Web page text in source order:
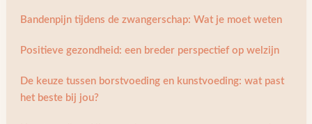
Bandenpijn tijdens de zwangerschap: Wat je moet weten
Positieve gezondheid: een breder perspectief op welzijn
De keuze tussen borstvoeding en kunstvoeding: wat past
het beste bij jou?